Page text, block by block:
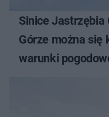
Sinice Jastrzębia
Górze można się
warunki